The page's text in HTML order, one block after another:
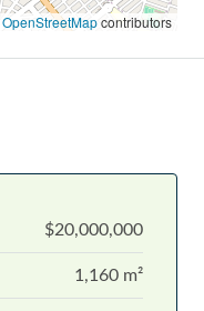
OpenStreetMapcontributors
$20,000,000
1,160 m²